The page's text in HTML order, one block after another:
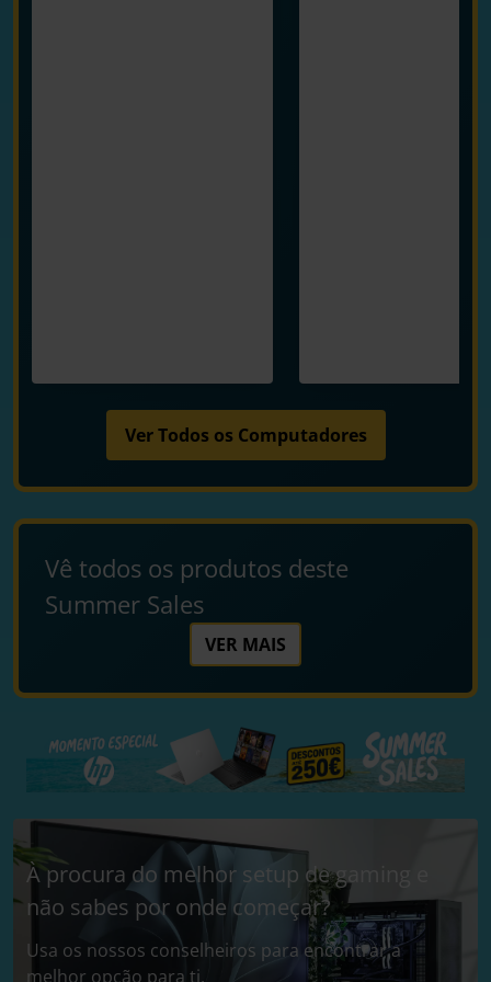
Ver Todos os Computadores
Vê todos os produtos deste
Summer Sales
VER MAIS
À procura do melhor setup de gaming e
não sabes por onde começar?
Usa os nossos conselheiros para encontrar a
melhor opção para ti.